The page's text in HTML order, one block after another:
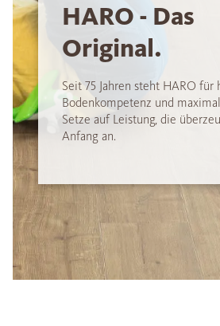
HARO - Das
Original.
Seit 75 Jahren steht HARO für
Bodenkompetenz und
Setze auf Leistung, die
Anfang an.